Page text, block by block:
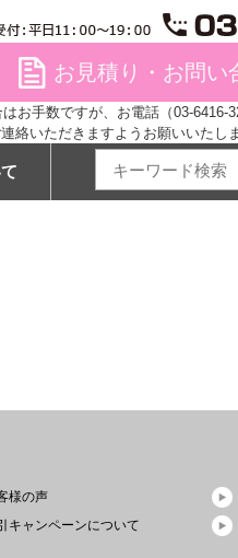
file お見積り・お問い
お手数ですが、お電話（03-6416-
絡いただきますようお願いいたしま
様の声
キャンペーンについて